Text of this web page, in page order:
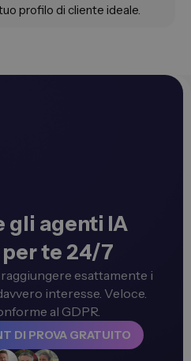
profilo di cliente ideale.
gli agenti IA
te 24/7
esattamente i
interesse. Veloce.
al GDPR.
DI PROVA GRATUITO